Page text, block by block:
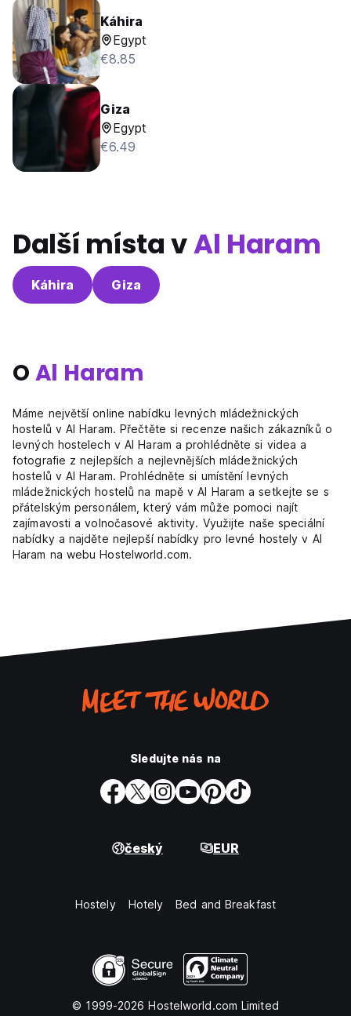
Káhira
Egypt
€8.85
Giza
Egypt
€6.49
Další místa vAl Haram
Káhira Giza
O Al Haram
Máme největší online nabídku levných mládežnických
hostelů v Al Haram. Přečtěte si recenze našich zákazníků o
levných hostelech v Al Haram a prohlédněte si videa a
fotografie z nejlepších a nejlevnějších mládežnických
hostelů v Al Haram. Prohlédněte si umístění levných
mládežnických hostelů na mapě v Al Haram a setkejte se s
přátelským personálem, který vám může pomoci najít
zajímavosti a volnočasové aktivity. Využijte naše speciální
nabídky a najděte nejlepší nabídky pro levné hostely v Al
Haram na webu Hostelworld.com.
Sledujte nás na
český EUR
Hostely Hotely Bed and Breakfast
© 1999-2026 Hostelworld.com Limited